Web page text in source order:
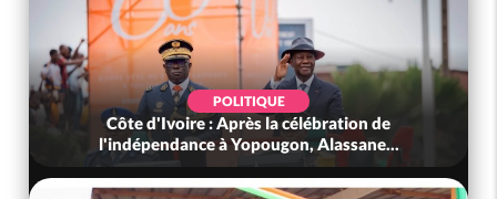
POLITIQUE
Côte d'Ivoire : Après la célébration de
l'indépendance à Yopougon, Alassane...